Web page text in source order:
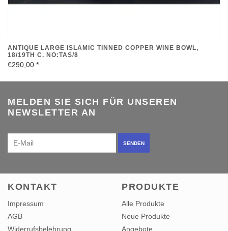
€290,00*
NEWSLETTER AN
KONTAKT
Impressum
AGB
Widerrufsbelehrung
Datenschutzerklärung
PRODUKTE
Alle Produkte
Neue Produkte
Angebote
RSS feed